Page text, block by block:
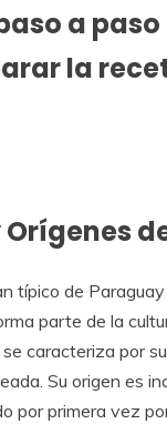
a
la
típico de
parte de la
caracteriza por
Su origen es
por primera vez